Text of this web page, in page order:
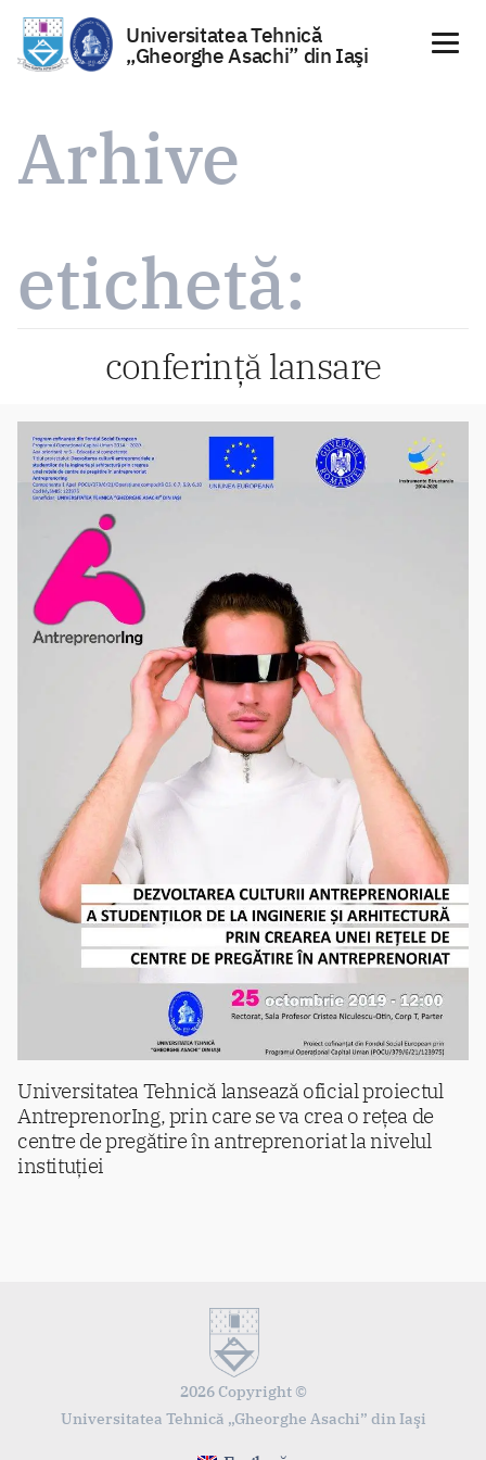
conținut
Universitatea Tehnică
„Gheorghe Asachi” din Iaşi
Arhive
etichetă:
conferință lansare
Universitatea Tehnică lansează oficial proiectul
AntreprenorIng, prin care se va crea o rețea de
centre de pregătire în antreprenoriat la nivelul
instituției
2026 Copyright ©
Universitatea Tehnică „Gheorghe Asachi” din Iaşi